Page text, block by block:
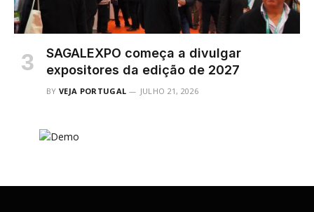
SAGALEXPO começa a divulgar
expositores da edição de 2027
BY VEJA PORTUGAL JULHO 21, 2026